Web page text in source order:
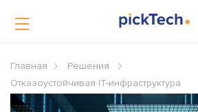
Главная
Решения
Отказоустойчивая IT-инфраструктура